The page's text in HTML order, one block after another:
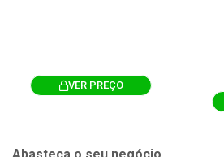
VER PREÇO